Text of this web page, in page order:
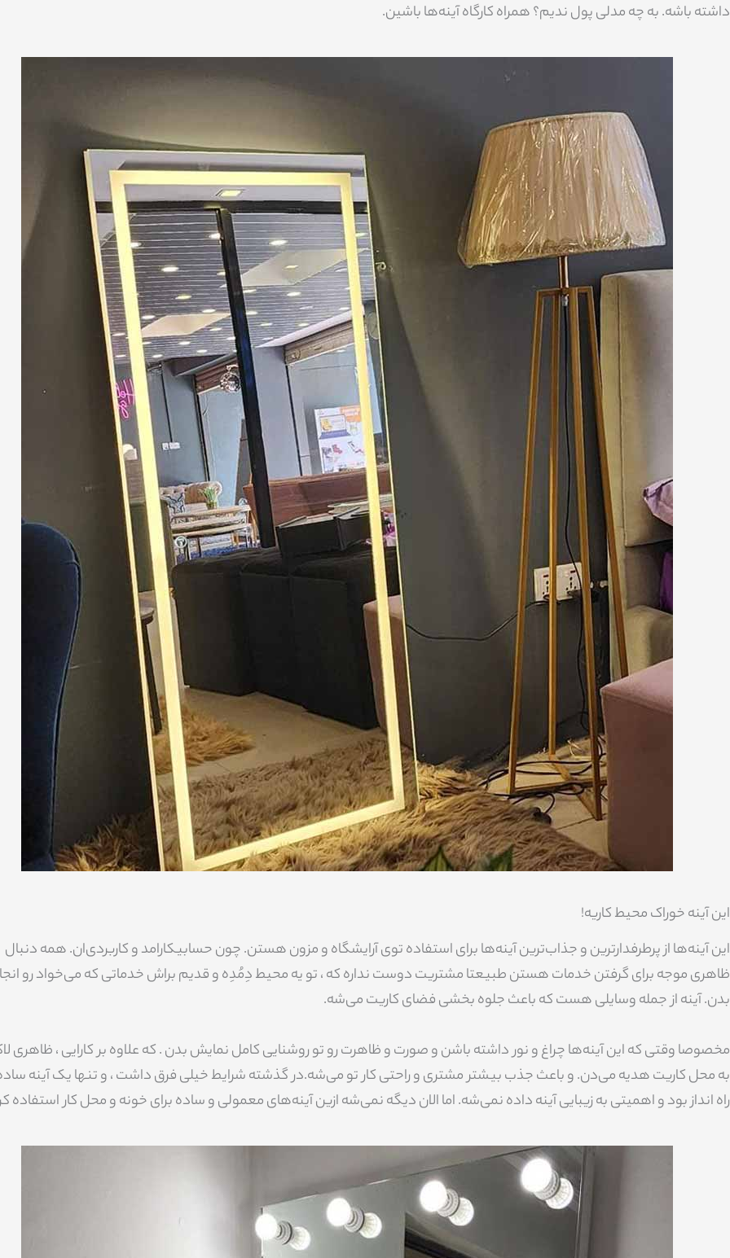
داشته باشه. به چه مدلی پول ندیم؟ همراه کارگاه آینه‌ها باشین.
این آینه خوراک محیط کاریه!
این آینه‌ها از پرطرفدارترین و جذاب‌ترین آینه‌ها برای استفاده توی آرایشگاه و مزون هستن. چون حسابیکارامد و کاربردی‌ان. همه دنبال
ظاهری موجه برای گرفتن خدمات هستن طبیعتا مشتریت دوست نداره که ، تو یه محیط دِمُدِه و قدیم براش خدماتی که می‌خواد رو
بدن. آینه از جمله وسایلی هست که باعث جلوه بخشی فضای کاریت می‌شه.
مخصوصا وقتی که این آینه‌ها چراغ و نور داشته باشن و صورت و ظاهرت رو تو روشنایی کامل نمایش بدن . که علاوه بر کارایی ، ظاهری
به محل کاریت هدیه می‌دن. و باعث جذب بیشتر مشتری و راحتی کار تو می‌شه.در گذشته شرایط خیلی فرق داشت ، و تنها یک آینه
راه انداز بود و اهمیتی به زیبایی آینه داده نمی‌شه. اما الان دیگه نمی‌شه ازین آینه‌های معمولی و ساده برای خونه و محل کار استفاده